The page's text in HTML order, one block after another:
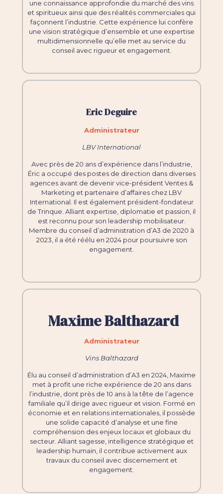
une connaissance approfondie du marché des vins
et spiritueux ainsi que des réalités commerciales qui
façonnent l’industrie. Cette expérience lui confère
une vision stratégique d’ensemble et une expertise
multidimensionnelle qu’elle met au service du
conseil avec rigueur et engagement.
Eric Deguire
Administrateur
LBV International
Avec près de 20 ans d’expérience dans l’industrie,
Éric a occupé des postes de direction dans diverses
agences avant de devenir vice-président Ventes &
Marketing et partenaire d’affaires chez LBV
International. Il est également président-fondateur
de Trinque. Alliant expertise, diplomatie et passion, il
est reconnu pour son leadership mobilisateur.
Membre du conseil d’administration d’A3 de 2020 à
2023, il a été réélu en 2024 pour poursuivre son
engagement.
Maxime Balthazard
Administrateur
Vins Balthazard
Élu au conseil d’administration d’A3 en 2024, Maxime
met à profit une riche expérience de 20 ans dans
l’industrie, dont près de 10 ans à la tête de l’agence
familiale qu’il dirige avec rigueur et vision. Formé en
économie et en relations internationales, il possède
une solide capacité d’analyse et une fine
compréhension des enjeux locaux et globaux du
secteur. Alliant sagesse, intelligence stratégique et
leadership humain, il contribue activement aux
travaux du conseil avec discernement et
engagement.